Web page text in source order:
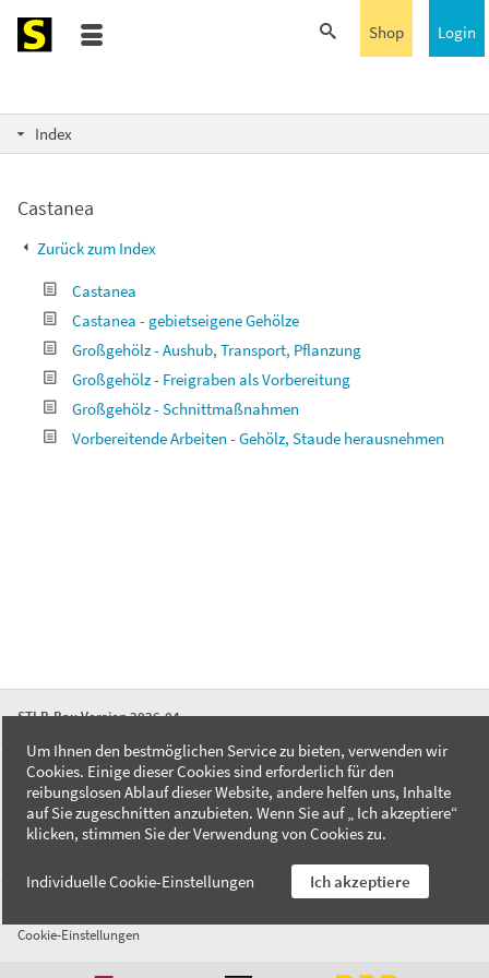
Login
Shop
Index
Castanea
Zurück zum Index
Castanea
Castanea - gebietseigene Gehölze
Großgehölz - Aushub, Transport, Pflanzung
Großgehölz - Freigraben als Vorbereitung
Großgehölz - Schnittmaßnahmen
Vorbereitende Arbeiten - Gehölz, Staude herausnehmen
STLB-Bau Version 2026-04
FAQ
Kontakt
Datenschutzerklärung
Cookie-Einstellungen
Um Ihnen den bestmöglichen Service zu bieten, verwenden wir
Cookies. Einige dieser Cookies sind erforderlich für den
reibungslosen Ablauf dieser Website, andere helfen uns, Inhalte
auf Sie zugeschnitten anzubieten. Wenn Sie auf „ Ich akzeptiere“
klicken, stimmen Sie der Verwendung von Cookies zu.
Individuelle Cookie-Einstellungen Ich akzeptiere